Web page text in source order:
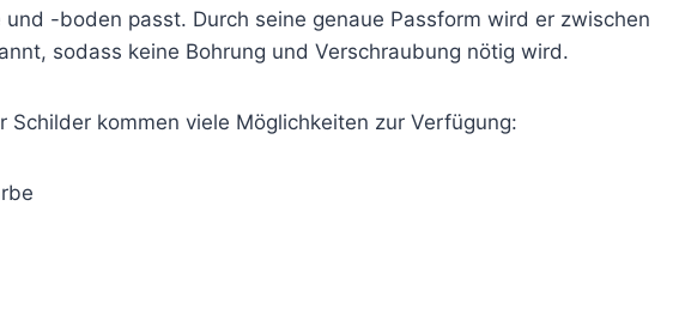
-boden passt. Durch seine genaue Passform wird er zwischen
sodass keine Bohrung und Verschraubung nötig wird.
Schilder kommen viele Möglichkeiten zur Verfügung: